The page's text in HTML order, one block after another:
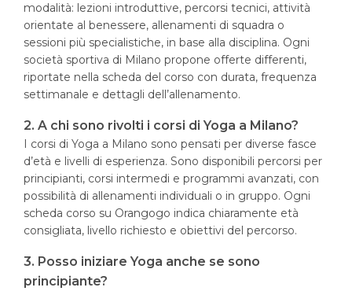
modalità: lezioni introduttive, percorsi tecnici, attività
orientate al benessere, allenamenti di squadra o
sessioni più specialistiche, in base alla disciplina. Ogni
società sportiva di Milano propone offerte differenti,
riportate nella scheda del corso con durata, frequenza
settimanale e dettagli dell’allenamento.
2. A chi sono rivolti i corsi di Yoga a Milano?
I corsi di Yoga a Milano sono pensati per diverse fasce
d’età e livelli di esperienza. Sono disponibili percorsi per
principianti, corsi intermedi e programmi avanzati, con
possibilità di allenamenti individuali o in gruppo. Ogni
scheda corso su Orangogo indica chiaramente età
consigliata, livello richiesto e obiettivi del percorso.
3. Posso iniziare Yoga anche se sono
principiante?